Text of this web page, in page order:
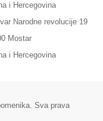
i Hercegovina
Narodne revolucije 19
Mostar
i Hercegovina
Sva prava